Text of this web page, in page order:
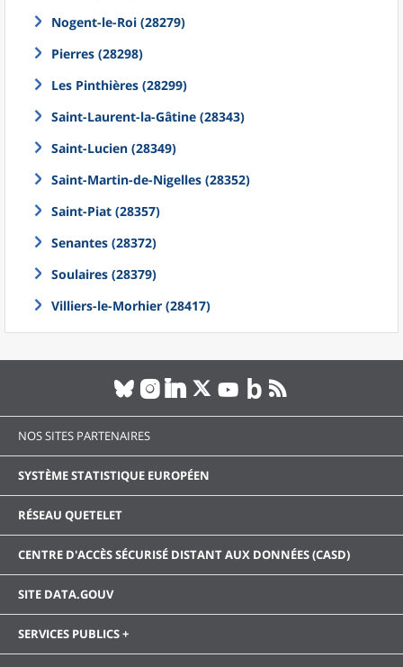
Nogent-le-Roi (28279)
Pierres (28298)
Les Pinthières (28299)
Saint-Laurent-la-Gâtine (28343)
Saint-Lucien (28349)
Saint-Martin-de-Nigelles (28352)
Saint-Piat (28357)
Senantes (28372)
Soulaires (28379)
Villiers-le-Morhier (28417)
NOS SITES PARTENAIRES
SYSTÈME STATISTIQUE EUROPÉEN
RÉSEAU QUETELET
CENTRE D'ACCÈS SÉCURISÉ DISTANT AUX DONNÉES (CASD)
SITE DATA.GOUV
SERVICES PUBLICS +